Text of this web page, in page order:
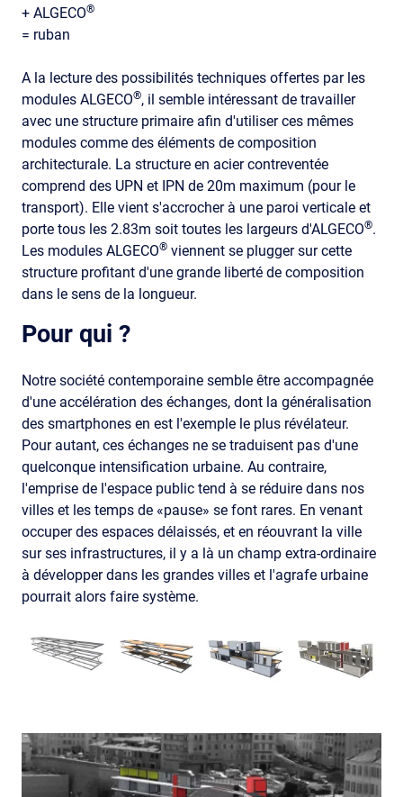
+ ALGECO®
= ruban
A la lecture des possibilités techniques offertes par les
modules ALGECO®, il semble intéressant de travailler
avec une structure primaire afin d'utiliser ces mêmes
modules comme des éléments de composition
architecturale. La structure en acier contreventée
comprend des UPN et IPN de 20m maximum (pour le
transport). Elle vient s'accrocher à une paroi verticale et
porte tous les 2.83m soit toutes les largeurs d'ALGECO®.
Les modules ALGECO® viennent se plugger sur cette
structure profitant d'une grande liberté de composition
dans le sens de la longueur.
Pour qui ?
Notre société contemporaine semble être accompagnée
d'une accélération des échanges, dont la généralisation
des smartphones en est l'exemple le plus révélateur.
Pour autant, ces échanges ne se traduisent pas d'une
quelconque intensification urbaine. Au contraire,
l'emprise de l'espace public tend à se réduire dans nos
villes et les temps de «pause» se font rares. En venant
occuper des espaces délaissés, et en réouvrant la ville
sur ses infrastructures, il y a là un champ extra-ordinaire
à développer dans les grandes villes et l'agrafe urbaine
pourrait alors faire système.